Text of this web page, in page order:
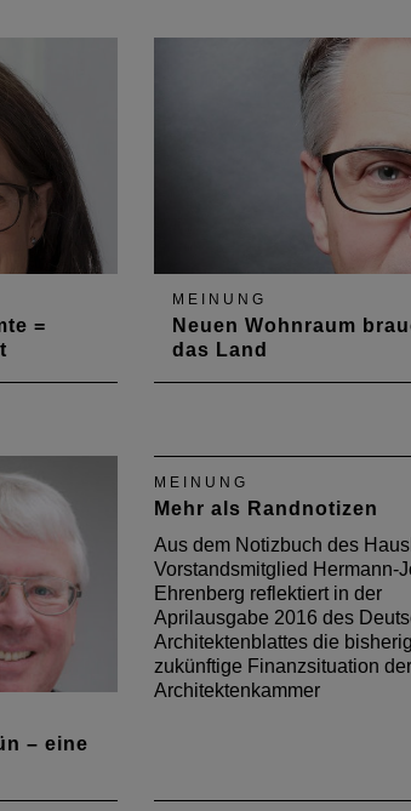
=
der
Berufen
MEINUNG
Neuen Wohnraum
das Land
Stadtentwicklung.
– eine
MEINUNG
Mehr als Randnotizen
Aus dem Notizbuch des
Vorstandsmitglied Hermann-
Ehrenberg reflektiert in der
Aprilausgabe 2016 des
Architektenblattes die
zukünftige Finanzsituation der
Architektenkammer